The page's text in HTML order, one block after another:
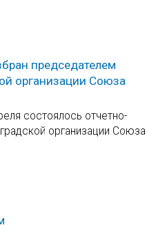
председателем
организации Союза
состоялось отчетно-
организации Союза